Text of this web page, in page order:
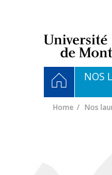
Navigation
principale
HOMENOS
Home Nos